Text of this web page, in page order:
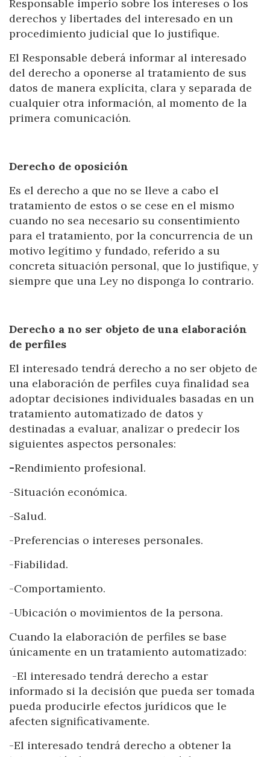
Responsable imperio sobre los intereses o los
derechos y libertades del interesado en un
procedimiento judicial que lo justifique.
El Responsable deberá informar al interesado
del derecho a oponerse al tratamiento de sus
datos de manera explícita, clara y separada de
cualquier otra información, al momento de la
primera comunicación.
Derecho de oposición
Es el derecho a que no se lleve a cabo el
tratamiento de estos o se cese en el mismo
cuando no sea necesario su consentimiento
para el tratamiento, por la concurrencia de un
motivo legítimo y fundado, referido a su
concreta situación personal, que lo justifique, y
siempre que una Ley no disponga lo contrario.
Derecho a no ser objeto de una elaboración
de perfiles
El interesado tendrá derecho a no ser objeto de
una elaboración de perfiles cuya finalidad sea
adoptar decisiones individuales basadas en un
tratamiento automatizado de datos y
destinadas a evaluar, analizar o predecir los
siguientes aspectos personales:
-Rendimiento profesional.
-Situación económica.
-Salud.
-Preferencias o intereses personales.
-Fiabilidad.
-Comportamiento.
-Ubicación o movimientos de la persona.
Cuando la elaboración de perfiles se base
únicamente en un tratamiento automatizado:
-El interesado tendrá derecho a estar
informado si la decisión que pueda ser tomada
pueda producirle efectos jurídicos que le
afecten significativamente.
-El interesado tendrá derecho a obtener la